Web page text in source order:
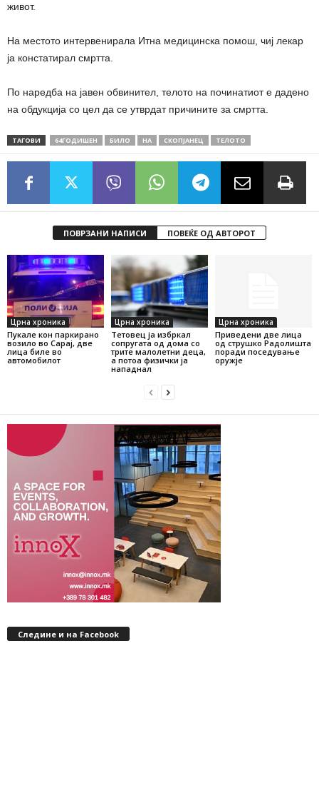
живот.
На местото интервенирала Итна медицинска помош, чиј лекар
ја констатирал смртта.
По наредба на јавен обвинител, телото на починатиот е дадено
на обдукција со цел да се утврдат причините за смртта.
ТАГОВИ 64ГОДИШЕН БИЛО НА СКОПЈАНЕЦ ТЕЛОТО
ПОВРЗАНИ НАПИСИ ПОВЕЌЕ ОД АВТОРОТ
Црна хроника
Пукале кон паркирано
возило во Сарај, две
лица биле во
автомобилот
Црна хроника
Тетовец ја избркал
сопругата од дома со
трите малолетни деца,
а потоа физички ја
нападнал
Црна хроника
Приведени две лица
од струшко Радолишта
поради поседување
оружје
Следине и на Facebook